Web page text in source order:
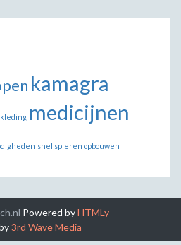
kamagra
medicijnen
snel spieren opbouwen
Powered byHTMLy
3rd Wave Media